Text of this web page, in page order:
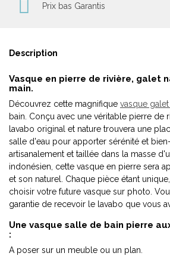
Prix bas Garantis
Description
Vasque en pierre de rivière, galet
main.
Découvrez cette magnifique vasque
bain. Conçu avec une véritable pierre de
lavabo original et nature trouvera une
salle d'eau pour apporter sérénité et
artisanalement et taillée dans la masse
indonésien, cette vasque en pierre sera
et son naturel. Chaque pièce étant
choisir votre future vasque sur photo.
garantie de recevoir le lavabo que vous
Une vasque salle de bain pierre
:
A poser sur un meuble ou un plan.